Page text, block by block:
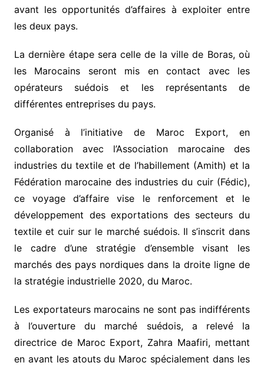
avant les opportunités d’affaires à exploiter entre
les deux pays.
La dernière étape sera celle de la ville de Boras, où
les Marocains seront mis en contact avec les
opérateurs suédois et les représentants de
différentes entreprises du pays.
Organisé à l’initiative de Maroc Export, en
collaboration avec l’Association marocaine des
industries du textile et de l’habillement (Amith) et la
Fédération marocaine des industries du cuir (Fédic),
ce voyage d’affaire vise le renforcement et le
développement des exportations des secteurs du
textile et cuir sur le marché suédois. Il s’inscrit dans
le cadre d’une stratégie d’ensemble visant les
marchés des pays nordiques dans la droite ligne de
la stratégie industrielle 2020, du Maroc.
Les exportateurs marocains ne sont pas indifférents
à l’ouverture du marché suédois, a relevé la
directrice de Maroc Export, Zahra Maafiri, mettant
en avant les atouts du Maroc spécialement dans les